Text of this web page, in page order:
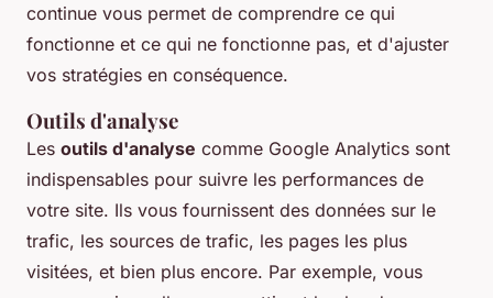
continue vous permet de comprendre ce qui
fonctionne et ce qui ne fonctionne pas, et d'ajuster
vos stratégies en conséquence.
Outils d'analyse
Les outils d'analyse comme Google Analytics sont
indispensables pour suivre les performances de
votre site. Ils vous fournissent des données sur le
trafic, les sources de trafic, les pages les plus
visitées, et bien plus encore. Par exemple, vous